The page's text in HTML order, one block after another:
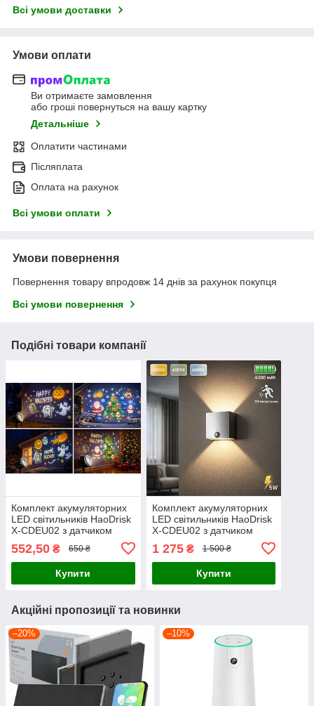
Всі умови доставки
Умови оплати
Ви отримаєте замовлення
або гроші повернуться на вашу картку
Детальніше
Оплатити частинами
Післяплата
Оплата на рахунок
Всі умови оплати
Умови повернення
Повернення товару впродовж 14 днів за рахунок покупця
Всі умови повернення
Подібні товари компанії
Комплект акумуляторних
LED світильників HaoDrisk
X-CDEU02 з датчиком
настінне бра 5W, 4000
mAh, 3 режими с
552,50 ₴ 650 ₴
Купити
Комплект акумуляторних
LED світильників HaoDrisk
X-CDEU02 з датчиком
настінне бра 5W, 4000
mAh, 3 режими с
1 275₴ 1 500 ₴
Купити
Акційні пропозиції та новинки
–20% –10%